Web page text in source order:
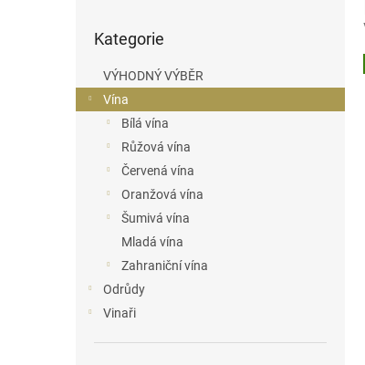
a
n
kategorie
Kategorie
VÝHODNÝ VÝBĚR
Vína
Bílá vína
Růžová vína
Červená vína
Oranžová vína
Šumivá vína
Mladá vína
Zahraniční vína
Odrůdy
Vinaři